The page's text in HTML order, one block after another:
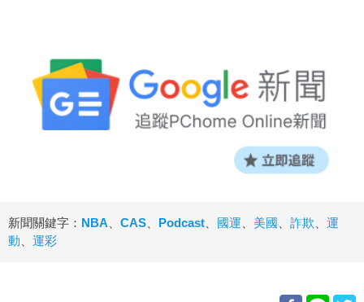
新聞關鍵字： NBA、 CAS、 Podcast、 國運、 美國、 詐欺、 運
動、 運彩